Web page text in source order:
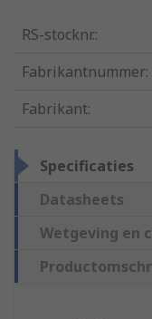
RS-stocknr.:
Fabrikantnummer:
Fabrikant:
Specificaties
Datasheets
Wetgeving en